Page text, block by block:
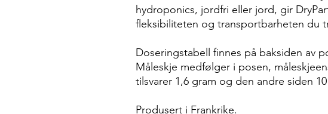
hydroponics, jordfri eller jord, gir
fleksibiliteten og transportbarheten du
Doseringstabell finnes på baksiden av
Måleskje medfølger i posen,
tilsvarer 1,6 gram og den andre siden
Produsert i Frankrike.